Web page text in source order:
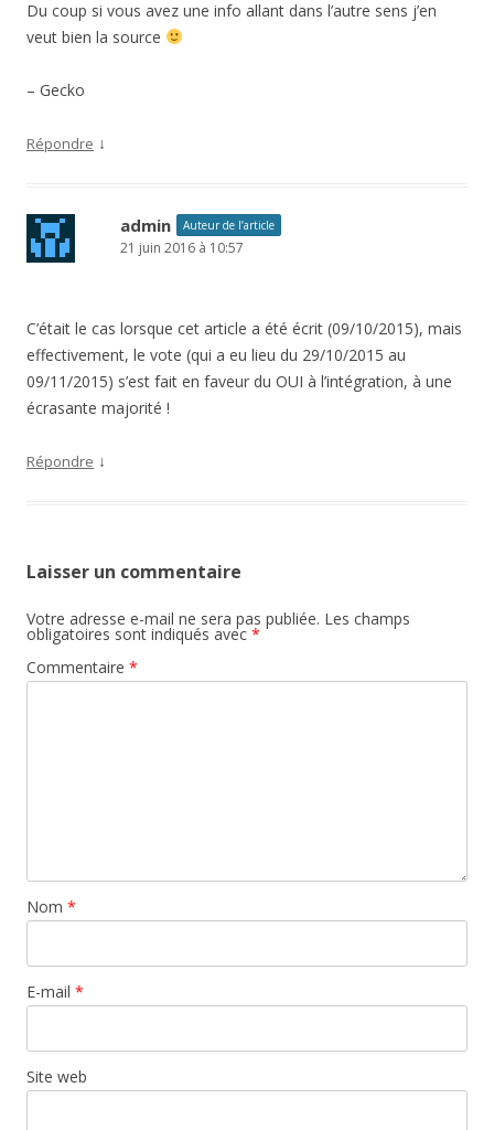
Du coup si vous avez une info allant dans l’autre sens j’en
veut bien la source
– Gecko
Répondre ↓
admin Auteur de l’article
21 juin 2016 à 10:57
C’était le cas lorsque cet article a été écrit (09/10/2015), mais
effectivement, le vote (qui a eu lieu du 29/10/2015 au
09/11/2015) s’est fait en faveur du OUI à l’intégration, à une
écrasante majorité !
Répondre ↓
Laisser un commentaire
Votre adresse e-mail ne sera pas publiée. Les champs
obligatoires sont indiqués avec *
Commentaire *
Nom *
E-mail *
Site web